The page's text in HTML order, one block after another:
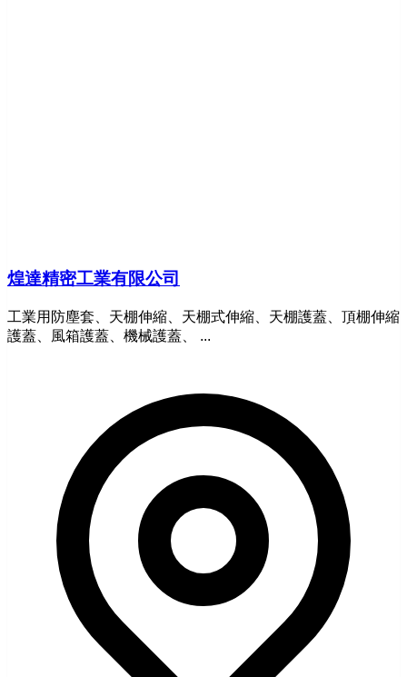
煌達精密工業有限公司
工業用防塵套、天棚伸縮、天棚式伸縮、天棚護蓋、頂棚伸縮
護蓋、風箱護蓋、機械護蓋、 ...